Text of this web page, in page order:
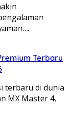
Terbaru
terbaru di dunia
MX Master 4,